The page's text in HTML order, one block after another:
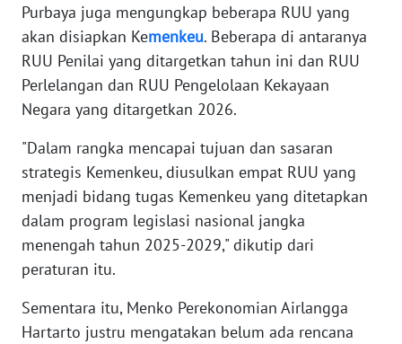
Purbaya juga mengungkap beberapa RUU yang
akan disiapkan Kemenkeu. Beberapa di antaranya
RUU Penilai yang ditargetkan tahun ini dan RUU
Perlelangan dan RUU Pengelolaan Kekayaan
Negara yang ditargetkan 2026.
"Dalam rangka mencapai tujuan dan sasaran
strategis Kemenkeu, diusulkan empat RUU yang
menjadi bidang tugas Kemenkeu yang ditetapkan
dalam program legislasi nasional jangka
menengah tahun 2025-2029," dikutip dari
peraturan itu.
Sementara itu, Menko Perekonomian Airlangga
Hartarto justru mengatakan belum ada rencana
WN
JAMBI
WN
SULTRA
WN
NTB
WN
SULTENG
SULBAR